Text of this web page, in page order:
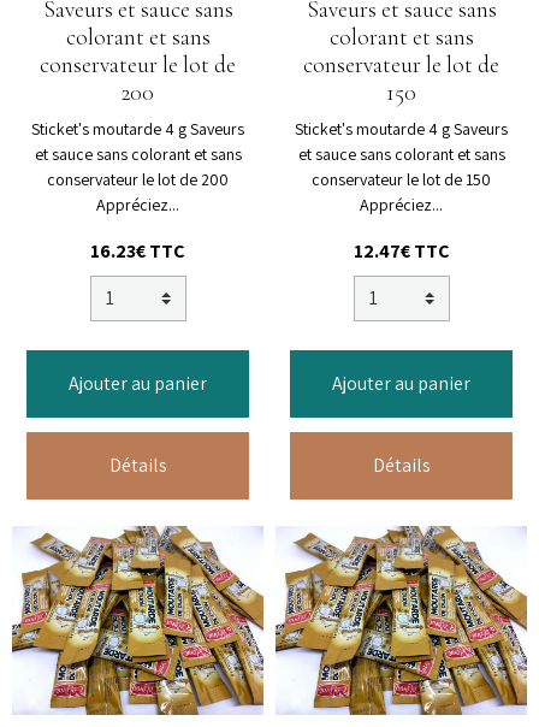
Saveurs et sauce sans
colorant et sans
conservateur le lot de
200
Sticket's moutarde 4 g Saveurs
et sauce sans colorant et sans
conservateur le lot de 200
Appréciez...
16.23€ TTC
Ajouter au panier
Détails
Saveurs et sauce sans
colorant et sans
conservateur le lot de
150
Sticket's moutarde 4 g Saveurs
et sauce sans colorant et sans
conservateur le lot de 150
Appréciez...
12.47€ TTC
Ajouter au panier
Détails